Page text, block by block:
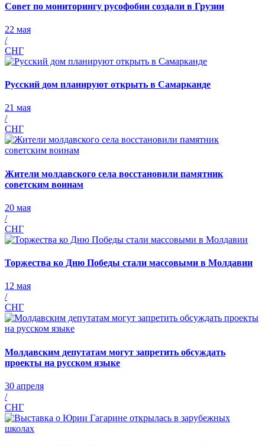
Совет по мониторингу русофобии создали в Грузии
22 мая
/
СНГ
Русский дом планируют открыть в Самарканде
21 мая
/
СНГ
Жители молдавского села восстановили памятник
советским воинам
20 мая
/
СНГ
Торжества ко Дню Победы стали массовыми в Молдавии
12 мая
/
СНГ
Молдавским депутатам могут запретить обсуждать
проекты на русском языке
30 апреля
/
СНГ